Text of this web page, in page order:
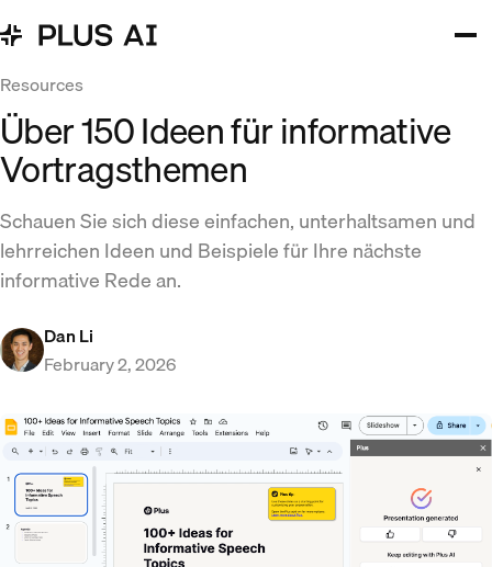
Resources
Über 150 Ideen für informative
Vortragsthemen
Schauen Sie sich diese einfachen, unterhaltsamen und
lehrreichen Ideen und Beispiele für Ihre nächste
informative Rede an.
Dan Li
February 2, 2026